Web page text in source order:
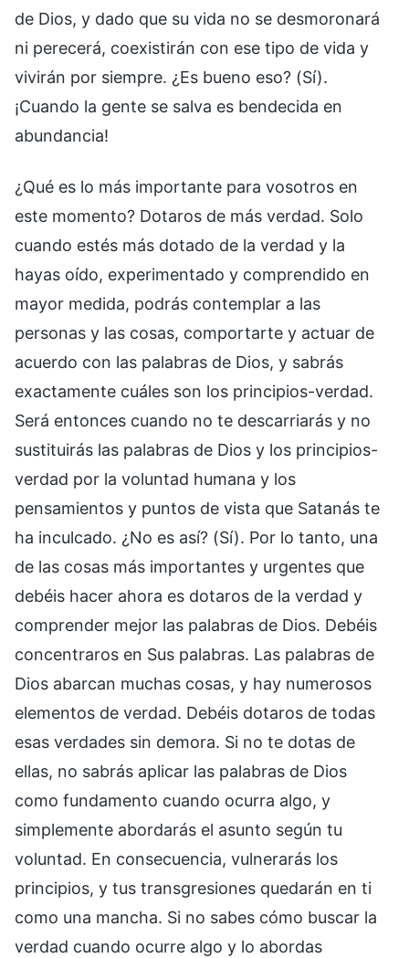
de Dios, y dado que su vida no se desmoronará
ni perecerá, coexistirán con ese tipo de vida y
vivirán por siempre. ¿Es bueno eso? (Sí).
¡Cuando la gente se salva es bendecida en
abundancia!
¿Qué es lo más importante para vosotros en
este momento? Dotaros de más verdad. Solo
cuando estés más dotado de la verdad y la
hayas oído, experimentado y comprendido en
mayor medida, podrás contemplar a las
personas y las cosas, comportarte y actuar de
acuerdo con las palabras de Dios, y sabrás
exactamente cuáles son los principios-verdad.
Será entonces cuando no te descarriarás y no
sustituirás las palabras de Dios y los principios-
verdad por la voluntad humana y los
pensamientos y puntos de vista que Satanás te
ha inculcado. ¿No es así? (Sí). Por lo tanto, una
de las cosas más importantes y urgentes que
debéis hacer ahora es dotaros de la verdad y
comprender mejor las palabras de Dios. Debéis
concentraros en Sus palabras. Las palabras de
Dios abarcan muchas cosas, y hay numerosos
elementos de verdad. Debéis dotaros de todas
esas verdades sin demora. Si no te dotas de
ellas, no sabrás aplicar las palabras de Dios
como fundamento cuando ocurra algo, y
simplemente abordarás el asunto según tu
voluntad. En consecuencia, vulnerarás los
principios, y tus transgresiones quedarán en ti
como una mancha. Si no sabes cómo buscar la
verdad cuando ocurre algo y lo abordas